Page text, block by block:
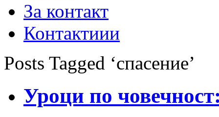
За контакт
Контактиии
Posts Tagged ‘спасение’
Уроци по